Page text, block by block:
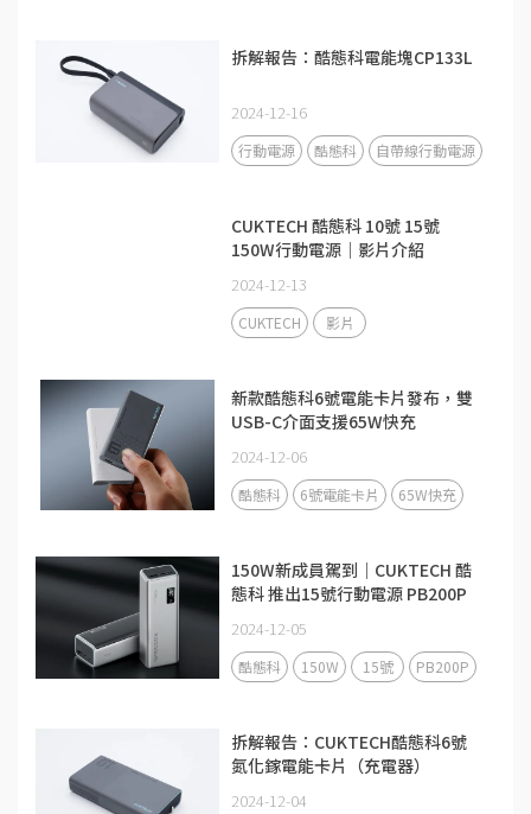
拆解報告：酷態科電能塊CP133L
2024-12-16
行動電源 酷態科 自帶線行動電源
CUKTECH 酷態科 10號 15號
150W行動電源｜影片介紹
2024-12-13
CUKTECH 影片
新款酷態科6號電能卡片發布，雙
USB-C介面支援65W快充
2024-12-06
酷態科 6號電能卡片 65W快充
150W新成員駕到｜CUKTECH 酷
態科 推出15號行動電源 PB200P
2024-12-05
酷態科 150W 15號 PB200P
拆解報告：CUKTECH酷態科6號
氮化鎵電能卡片（充電器）
2024-12-04